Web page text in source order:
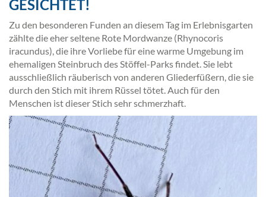
GESICHTET!
Zu den besonderen Funden an diesem Tag im Erlebnisgarten
zählte die eher seltene Rote Mordwanze (Rhynocoris
iracundus), die ihre Vorliebe für eine warme Umgebung im
ehemaligen Steinbruch des Stöffel-Parks findet. Sie lebt
ausschließlich räuberisch von anderen Gliederfüßern, die sie
durch den Stich mit ihrem Rüssel tötet. Auch für den
Menschen ist dieser Stich sehr schmerzhaft.